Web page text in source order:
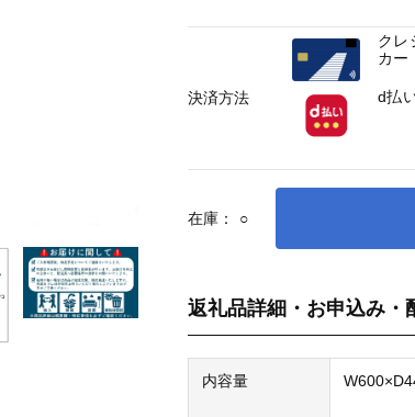
在庫： ○
返礼品詳細・お申込み・
内容量
決済方法
クレ
カー
d払